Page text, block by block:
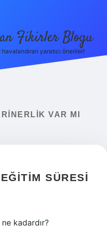
Fikirler Blogu
yaratıcı öneriler!
VAR MI
SÜRESI
kadardır?